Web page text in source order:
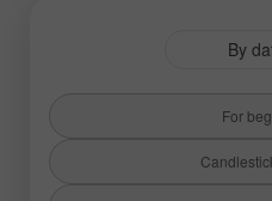
By
For